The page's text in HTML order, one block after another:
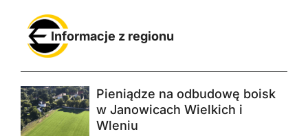
Informacje z regionu
Pieniądze na odbudowę boisk
w Janowicach Wielkich i
Wleniu